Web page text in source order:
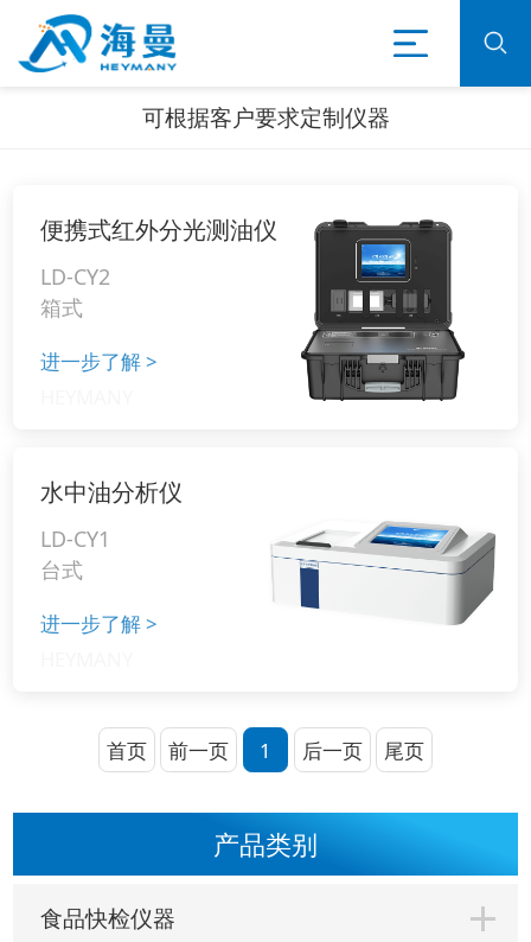
可根据客户要求定制仪器
产品类别
食品快检仪器
便携式红外分光测油仪
LD-CY2
箱式
进一步了解>
水中油分析仪
LD-CY1
台式
进一步了解>
首页 前一页 1 后一页 尾页